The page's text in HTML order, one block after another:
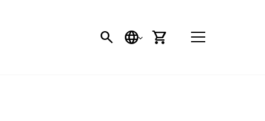
SEARCH BUTTON
SPRACHEEINKAUFSWAGEN